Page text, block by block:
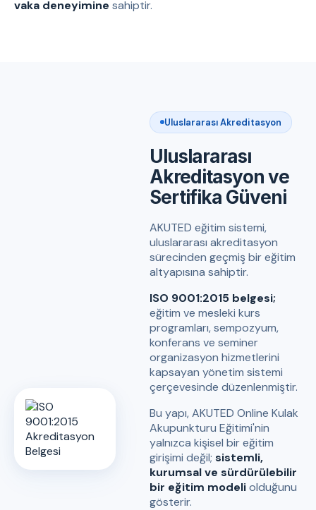
vaka deneyimine sahiptir.
Uluslararası Akreditasyon
Uluslararası
Akreditasyon ve
Sertifika Güveni
AKUTED eğitim sistemi,
uluslararası akreditasyon
sürecinden geçmiş bir eğitim
altyapısına sahiptir.
ISO 9001:2015 belgesi;
eğitim ve mesleki kurs
programları, sempozyum,
konferans ve seminer
organizasyon hizmetlerini
kapsayan yönetim sistemi
çerçevesinde düzenlenmiştir.
Bu yapı, AKUTED Online Kulak
Akupunkturu Eğitimi'nin
yalnızca kişisel bir eğitim
girişimi değil; sistemli,
kurumsal ve sürdürülebilir
bir eğitim modeliolduğunu
gösterir.